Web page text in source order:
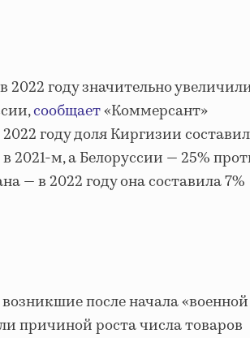
году значительно
сообщает«Коммерсант»
году доля Киргизии
2021-м, а Белоруссии — 25%
— в 2022 году она составила 7%
после начала «военной
причиной роста числа товаров